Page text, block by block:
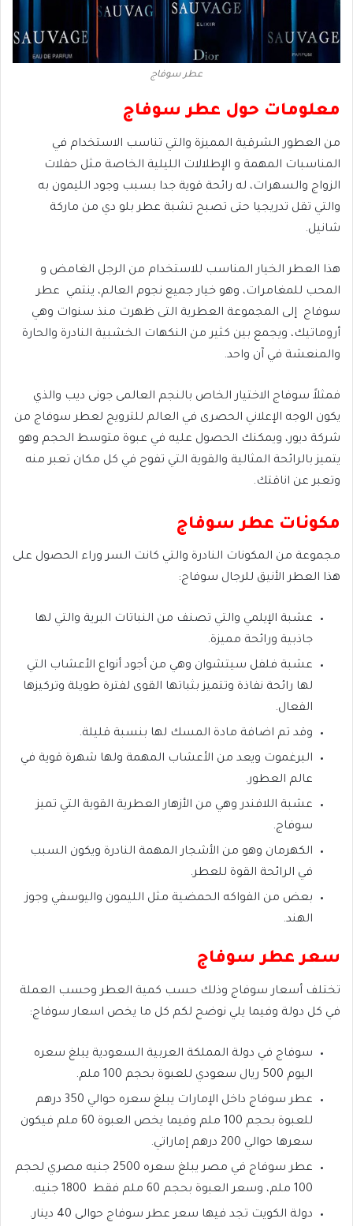
عطر سوفاج
معلومات حول عطر سوفاج
من العطور الشرقية المميزة والتي تناسب الاستخدام في
المناسبات المهمة و الإطلالات الليلية الخاصة مثل حفلات
الزواج والسهرات، له رائحة قوية جدا بسبب وجود الليمون به
والتي تقل تدريجيا حتى تصبح تشبة عطر بلو دي من ماركة
شانيل.
هذا العطر الخيار المناسب للاستخدام من الرجل الغامض و
المحب للمغامرات، وهو خيار جميع نجوم العالم، ينتمي عطر
سوفاج إلى المجموعة العطرية التى ظهرت منذ سنوات وهي
أروماتيك، ويجمع بين كثير من النكهات الخشبية النادرة والحارة
والمنعشة في آن واحد.
فمثلاً سوفاج الاختيار الخاص بالنجم العالمى جونى ديب والذي
يكون الوجه الإعلاني الحصرى في العالم للترويج لعطر سوفاج من
شركة ديور، ويمكنك الحصول عليه في عبوة متوسط ​​الحجم وهو
يتميز بالرائحة المثالية والقوية التي تفوح في كل مكان تعبر منه
وتعبر عن اناقتك.
مكونات عطر سوفاج
مجموعة من المكونات النادرة والتي كانت السر وراء الحصول على
هذا العطر الأنيق للرجال سوفاج:
عشبة الإيلمي والتي تصنف من النباتات البرية والتي لها
جاذبية ورائحة مميزة.
عشبة فلفل سيتشوان وهي من أجود أنواع الأعشاب التي
لها رائحة نفاذة وتتميز بثباتها القوى لفترة طويلة وتركيزها
الفعال.
وقد تم اضافة مادة المسك لها بنسبة قليلة.
البرغموت ويعد من الأعشاب المهمة ولها شهرة قوية في
عالم العطور.
عشبة اللافندر وهي من الأزهار العطرية القوية التي تميز
سوفاج.
الكهرمان وهو من الأشجار المهمة النادرة ويكون السبب
في الرائحة القوة للعطر.
بعض من الفواكه الحمضية مثل الليمون واليوسفي وجوز
الهند.
سعر عطر سوفاج
تختلف أسعار سوفاج وذلك حسب كمية العطر وحسب العملة
في كل دولة وفيما يلي نوضح لكم كل ما يخص اسعار سوفاج:
سوفاج في دولة المملكة العربية السعودية يبلغ سعره
اليوم 500 ريال سعودي للعبوة بحجم 100 ملم.
عطر سوفاج داخل الإمارات يبلغ سعره حوالي 350 درهم
للعبوة بحجم 100 ملم وفيما يخص العبوة 60 ملم فيكون
سعرها حوالي 200 درهم إماراتي.
عطر سوفاج في مصر يبلغ سعره 2500 جنيه مصري لحجم
100 ملم، وسعر العبوة بحجم 60 ملم فقط 1800 جنيه.
دولة الكويت تجد فيها سعر عطر سوفاج حوالى 40 دينار.